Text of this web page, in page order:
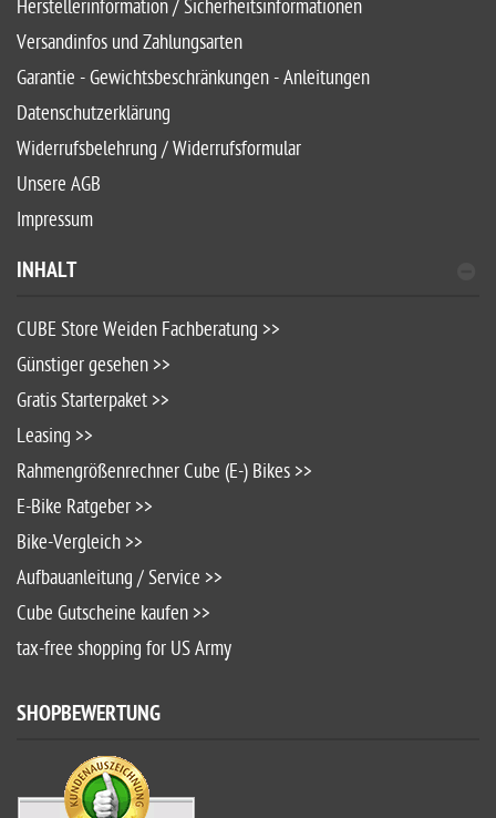
Herstellerinformation / Sicherheitsinformationen
Versandinfos und Zahlungsarten
Garantie - Gewichtsbeschränkungen - Anleitungen
Datenschutzerklärung
Widerrufsbelehrung / Widerrufsformular
Unsere AGB
Impressum
INHALT
CUBE Store Weiden Fachberatung >>
Günstiger gesehen >>
Gratis Starterpaket >>
Leasing >>
Rahmengrößenrechner Cube (E-) Bikes >>
E-Bike Ratgeber >>
Bike-Vergleich >>
Aufbauanleitung / Service >>
Cube Gutscheine kaufen >>
tax-free shopping for US Army
SHOPBEWERTUNG